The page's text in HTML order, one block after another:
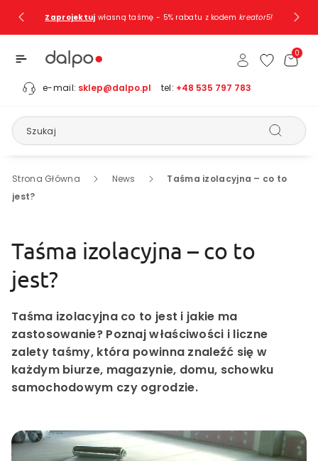
TreściZaprojektuj własną taśmę - 5% rabatu z kodem kreator5!
e-mail: sklep@dalpo.pl tel: +48 535 797 783
Szukaj
0
Strona Główna News
Taśma izolacyjna – co to
jest?
Taśma izolacyjna – co to
jest?
Taśma izolacyjna co to jest i jakie ma
zastosowanie? Poznaj właściwości i liczne
zalety taśmy, która powinna znaleźć się w
każdym biurze, magazynie, domu, schowku
samochodowym czy ogrodzie.